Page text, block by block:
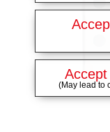
(May lead to